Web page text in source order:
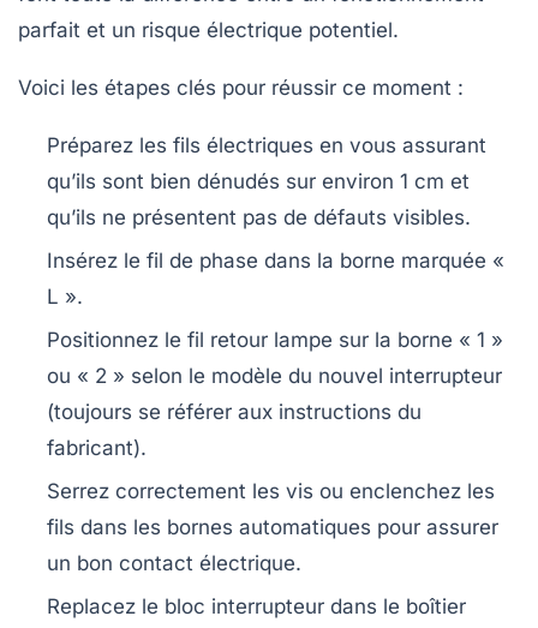
parfait et un risque électrique potentiel.
Voici les étapes clés pour réussir ce moment :
Préparez les fils électriques en vous assurant
qu’ils sont bien dénudés sur environ 1 cm et
qu’ils ne présentent pas de défauts visibles.
Insérez le fil de phase dans la borne marquée «
L ».
Positionnez le fil retour lampe sur la borne « 1 »
ou « 2 » selon le modèle du nouvel interrupteur
(toujours se référer aux instructions du
fabricant).
Serrez correctement les vis ou enclenchez les
fils dans les bornes automatiques pour assurer
un bon contact électrique.
Replacez le bloc interrupteur dans le boîtier